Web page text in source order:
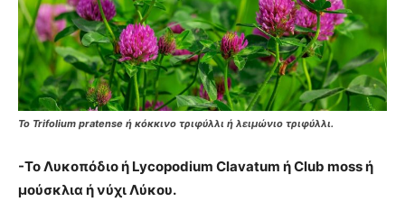
Το Trifolium pratense ή κόκκινο τριφύλλι ή λειμώνιο τριφύλλι.
-Το Λυκοπόδιο ή Lycopodium Clavatum ή Club moss ή
μούσκλια ή νύχι Λύκου.